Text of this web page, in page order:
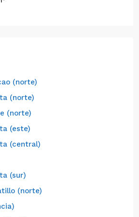
(norte)
(norte)
(norte)
(este)
(central)
(sur)
(norte)